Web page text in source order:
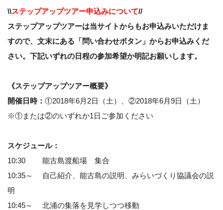
\\ステップアップツアー申込みについて//
ステップアップツアーは当サイトからもお申込みいただけま
すので、文末にある「問い合わせボタン」からお申込みくだ
さい。下記いずれの日程の参加希望か明記お願いします。
《ステップアップツアー概要》
開催日時： ①2018年6月2日（土）、②2018年6月9日（土）
※①または②のいずれか1日ご参加ください
スケジュール：
10:30 能古島渡船場 集合
10:35～ 自己紹介、能古島の説明、みらいづくり協議会の説
明
10:45～ 北浦の集落を見学しつつ移動